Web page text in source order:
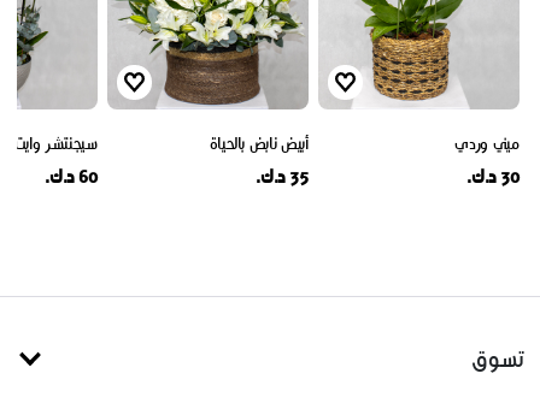
ميني وردي
30 د.ك.
أبيض نابض بالحياة
35 د.ك.
سيجنتشر وايت
60 د.ك.
تسوق